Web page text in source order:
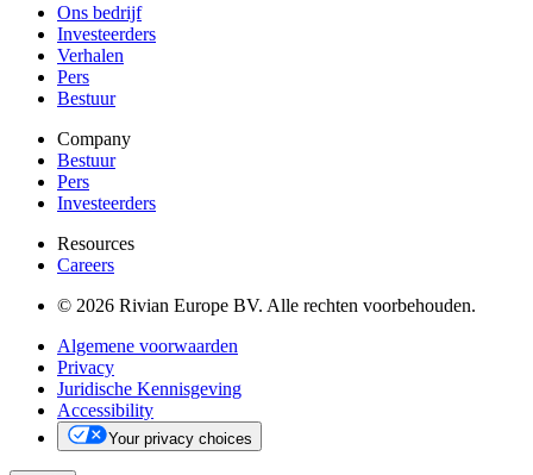
Ons bedrijf
Investeerders
Verhalen
Pers
Bestuur
Company
Bestuur
Pers
Investeerders
Resources
Careers
© 2026 Rivian Europe BV. Alle rechten voorbehouden.
Algemene voorwaarden
Privacy
Juridische Kennisgeving
Accessibility
Your privacy choices